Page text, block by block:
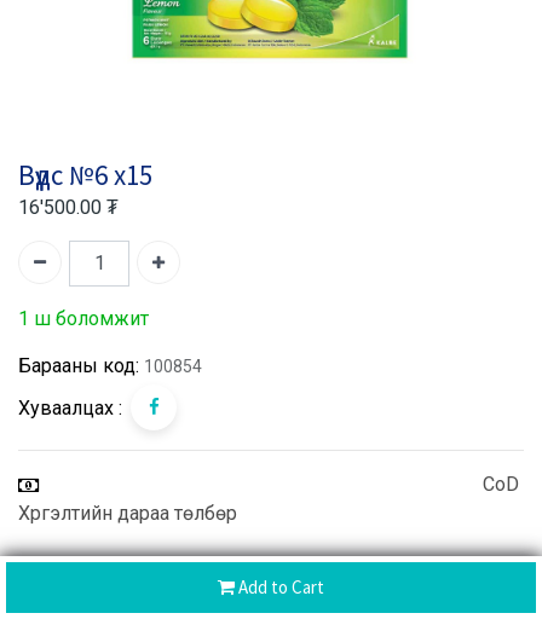
Add to Cart
Вүүдс №6 х15
16'500.00 ₮
1 ш боломжит
Барааны код: 100854
Хуваалцах :
CoD
Хүргэлтийн дараа төлбөр
Буцаалт хийх боломжтой